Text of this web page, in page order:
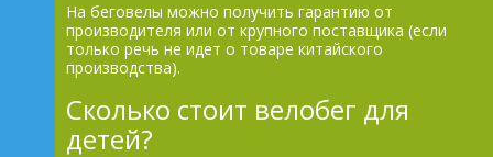
На беговелы можно получить гарантию от
производителя или от крупного поставщика (если
только речь не идет о товаре китайского
производства).
Сколько стоит велобег для
детей?